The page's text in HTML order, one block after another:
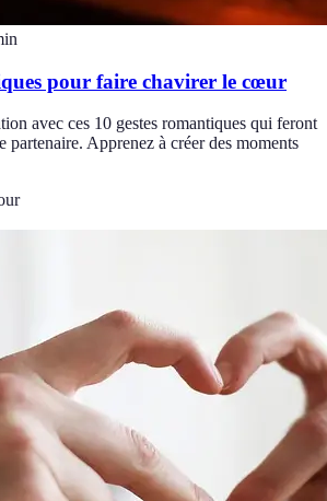
pour faire chavirer le cœur
avec ces 10 gestes romantiques qui feront
Apprenez à créer des moments